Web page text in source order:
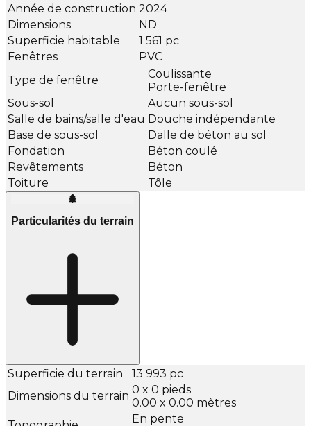
Année de construction 2024
Dimensions
ND
Superficie habitable
1 561 pc
Fenêtres
PVC
Type de fenêtre
Coulissante
Porte-fenêtre
Sous-sol
Aucun sous-sol
Salle de bains/salle d'eau Douche indépendante
Base de sous-sol
Dalle de béton au sol
Fondation
Béton coulé
Revêtements
Béton
Toiture
Tôle
Particularités du terrain
Superficie du terrain
13 993 pc
Dimensions du terrain 0 x 0 pieds
0.00 x 0.00 mètres
En pente